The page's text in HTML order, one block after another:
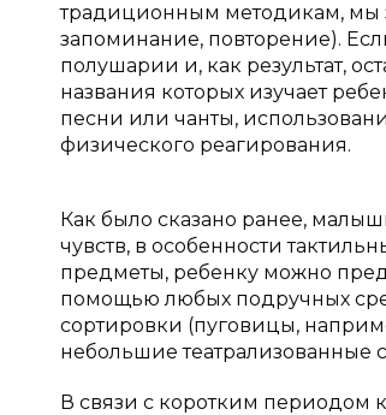
традиционным методикам, мы
запоминание, повторение).
полушарии и, как результат,
названия которых изучает
песни или чанты,
физического реагирования.
Как было сказано ранее,
чувств, в особенности
предметы, ребенку можно
помощью любых подручных
сортировки (пуговицы,
небольшие театрализованные
В связи с коротким